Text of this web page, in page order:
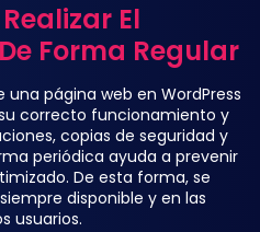
El
Forma Regular
página web en WordPress
correcto funcionamiento y
copias de seguridad y
periódica ayuda a prevenir
De esta forma, se
disponible y en las
usuarios.